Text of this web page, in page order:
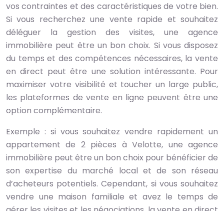
vos contraintes et des caractéristiques de votre bien.
Si vous recherchez une vente rapide et souhaitez
déléguer la gestion des visites, une agence
immobilière peut être un bon choix. Si vous disposez
du temps et des compétences nécessaires, la vente
en direct peut être une solution intéressante. Pour
maximiser votre visibilité et toucher un large public,
les plateformes de vente en ligne peuvent être une
option complémentaire.
Exemple : si vous souhaitez vendre rapidement un
appartement de 2 pièces à Velotte, une agence
immobilière peut être un bon choix pour bénéficier de
son expertise du marché local et de son réseau
d’acheteurs potentiels. Cependant, si vous souhaitez
vendre une maison familiale et avez le temps de